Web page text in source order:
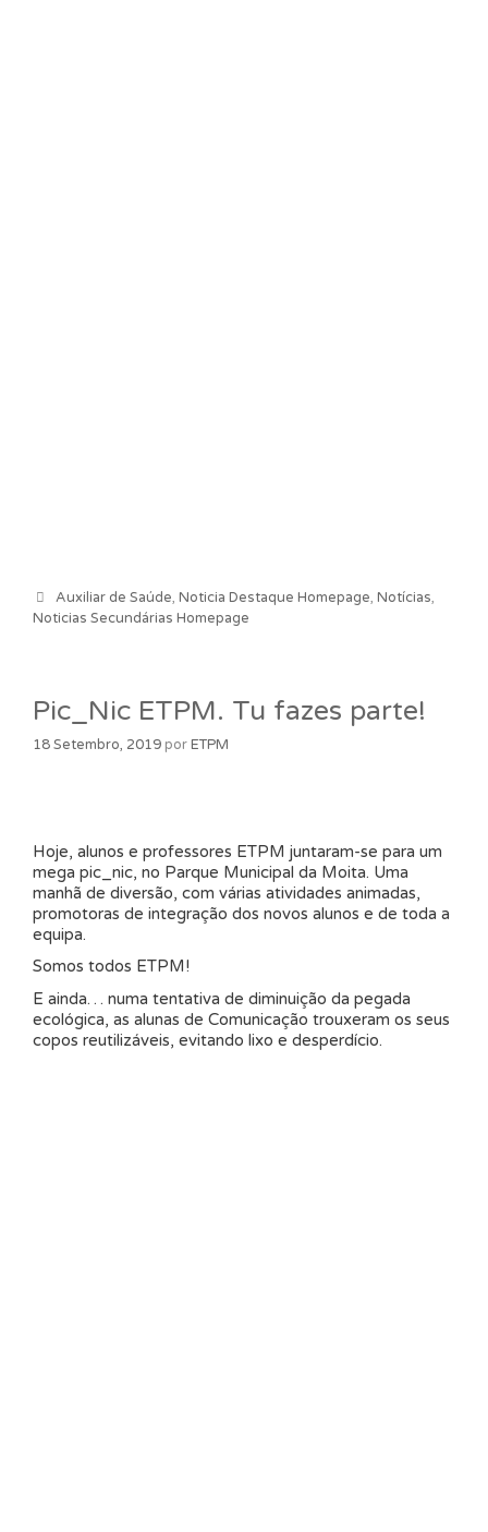
Categorias
Auxiliar de Saúde, Noticia Destaque Homepage, Notícias,
Noticias Secundárias Homepage
Pic_Nic ETPM. Tu fazes parte!
18 Setembro, 2019 porETPM
Hoje, alunos e professores ETPM juntaram-se para um
mega pic_nic, no Parque Municipal da Moita. Uma
manhã de diversão, com várias atividades animadas,
promotoras de integração dos novos alunos e de toda a
equipa.
Somos todos ETPM!
E ainda… numa tentativa de diminuição da pegada
ecológica, as alunas de Comunicação trouxeram os seus
copos reutilizáveis, evitando lixo e desperdício.